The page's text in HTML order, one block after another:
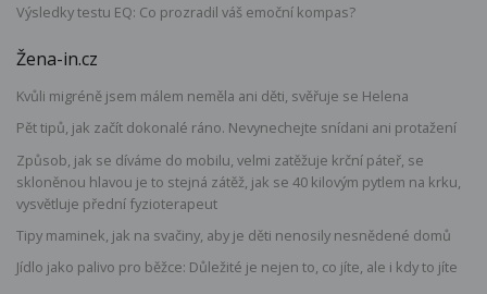
Výsledky testu EQ: Co prozradil váš emoční kompas?
Žena-in.cz
Kvůli migréně jsem málem neměla ani děti, svěřuje se Helena
Pět tipů, jak začít dokonalé ráno. Nevynechejte snídani ani protažení
Způsob, jak se díváme do mobilu, velmi zatěžuje krční páteř, se
skloněnou hlavou je to stejná zátěž, jak se 40 kilovým pytlem na krku,
vysvětluje přední fyzioterapeut
Tipy maminek, jak na svačiny, aby je děti nenosily nesnědené domů
Jídlo jako palivo pro běžce: Důležité je nejen to, co jíte, ale i kdy to jíte